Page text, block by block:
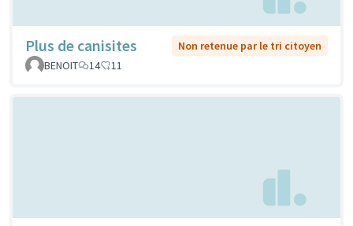
Plus de canisites
Non retenue par le tri citoyen
BENOIT
14 11